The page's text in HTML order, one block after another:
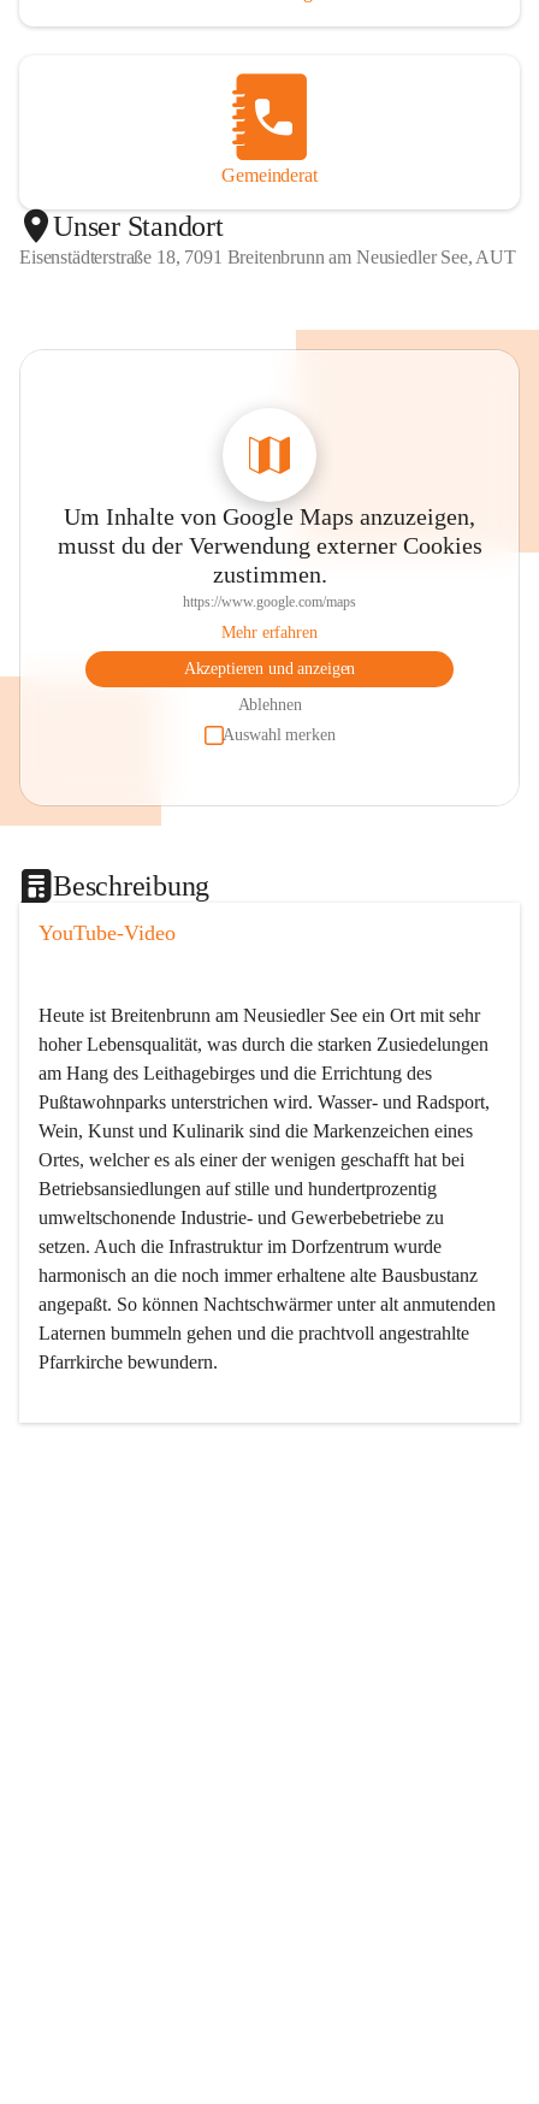
Gemeinderat
Unser Standort
Eisenstädterstraße 18, 7091 Breitenbrunn am Neusiedler See, AUT
Um Inhalte von Google Maps anzuzeigen,
musst du der Verwendung externer Cookies
zustimmen.
https://www.google.com/maps
Mehr erfahren
Akzeptieren und anzeigen
Ablehnen
Auswahl merken
Beschreibung
YouTube-Video
Heute ist Breitenbrunn am Neusiedler See ein Ort mit sehr
hoher Lebensqualität, was durch die starken Zusiedelungen
am Hang des Leithagebirges und die Errichtung des
Pußtawohnparks unterstrichen wird. Wasser- und Radsport,
Wein, Kunst und Kulinarik sind die Markenzeichen eines
Ortes, welcher es als einer der wenigen geschafft hat bei
Betriebsansiedlungen auf stille und hundertprozentig
umweltschonende Industrie- und Gewerbebetriebe zu
setzen. Auch die Infrastruktur im Dorfzentrum wurde
harmonisch an die noch immer erhaltene alte Bausbustanz
angepaßt. So können Nachtschwärmer unter alt anmutenden
Laternen bummeln gehen und die prachtvoll angestrahlte
Pfarrkirche bewundern.
Der Weinbau dominert heute nicht mehr, ist aber integrativer